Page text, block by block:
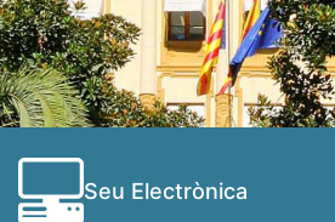
Seu Electrònica